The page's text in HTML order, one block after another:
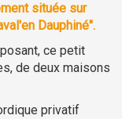
située sur
Dauphiné".
ce petit
de deux maisons
privatif